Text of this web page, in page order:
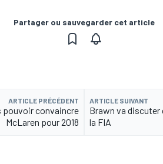
Partager ou sauvegarder cet article
ARTICLE PRÉCÉDENT
pouvoir convaincre
McLaren pour 2018
ARTICLE SUIVANT
Brawn va discuter
la FIA